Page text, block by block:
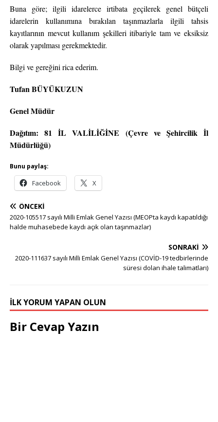
Buna göre; ilgili idarelerce irtibata geçilerek genel bütçeli
idarelerin kullanımına bırakılan taşınmazlarla ilgili tahsis
kayıtlarının mevcut kullanım şekilleri itibariyle tam ve eksiksiz
olarak yapılması gerekmektedir.
Bilgi ve gereğini rica ederim.
Tufan BÜYÜKUZUN
Genel Müdür
Dağıtım: 81 İL VALİLİĞİNE (Çevre ve Şehircilik İl
Müdürlüğü)
Bunu paylaş:
Facebook X
ÖNCEKI
2020-105517 sayılı Milli Emlak Genel Yazısı (MEOPta kaydı kapatıldığı
halde muhasebede kaydı açık olan taşınmazlar)
SONRAKI
2020-111637 sayılı Milli Emlak Genel Yazısı (COVİD-19 tedbirlerinde
süresi dolan ihale talimatları)
İLK YORUM YAPAN OLUN
Bir Cevap Yazın